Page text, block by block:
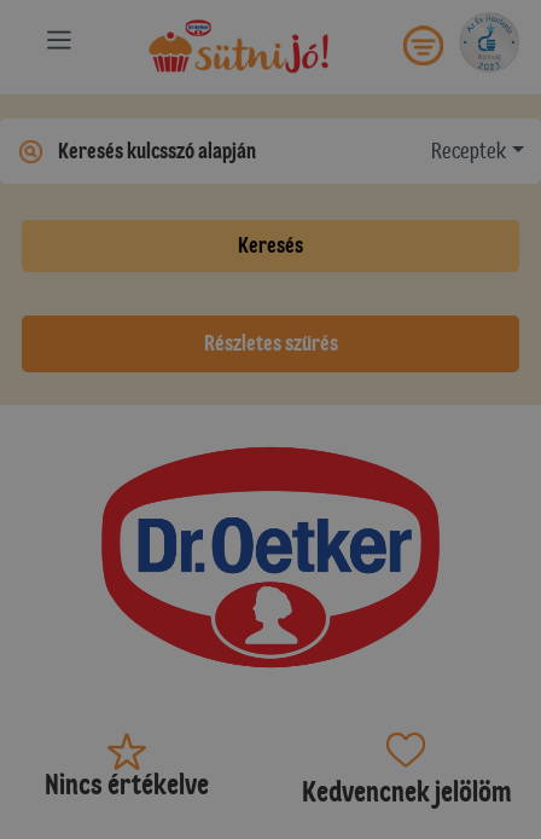
Receptek
Keresés
Részletes szűrés
Nincs értékelve Kedvencnek jelölöm